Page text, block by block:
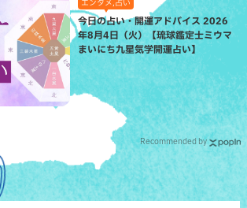
エンタメ,占い
今日の占い・開運アドバイス 2026
年8月4日（火）【琉球鑑定士ミウマ
まいにち九星気学開運占い】
Recommended by